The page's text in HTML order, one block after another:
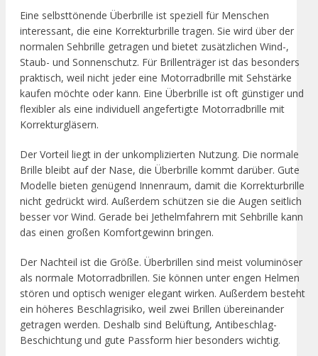
Eine selbsttönende Überbrille ist speziell für Menschen
interessant, die eine Korrekturbrille tragen. Sie wird über der
normalen Sehbrille getragen und bietet zusätzlichen Wind-,
Staub- und Sonnenschutz. Für Brillenträger ist das besonders
praktisch, weil nicht jeder eine Motorradbrille mit Sehstärke
kaufen möchte oder kann. Eine Überbrille ist oft günstiger und
flexibler als eine individuell angefertigte Motorradbrille mit
Korrekturgläsern.
Der Vorteil liegt in der unkomplizierten Nutzung. Die normale
Brille bleibt auf der Nase, die Überbrille kommt darüber. Gute
Modelle bieten genügend Innenraum, damit die Korrekturbrille
nicht gedrückt wird. Außerdem schützen sie die Augen seitlich
besser vor Wind. Gerade bei Jethelmfahrern mit Sehbrille kann
das einen großen Komfortgewinn bringen.
Der Nachteil ist die Größe. Überbrillen sind meist voluminöser
als normale Motorradbrillen. Sie können unter engen Helmen
stören und optisch weniger elegant wirken. Außerdem besteht
ein höheres Beschlagrisiko, weil zwei Brillen übereinander
getragen werden. Deshalb sind Belüftung, Antibeschlag-
Beschichtung und gute Passform hier besonders wichtig.